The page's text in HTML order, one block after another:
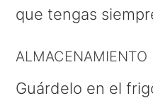
que tengas
ALMACENAMIENTO
Guárdelo en el